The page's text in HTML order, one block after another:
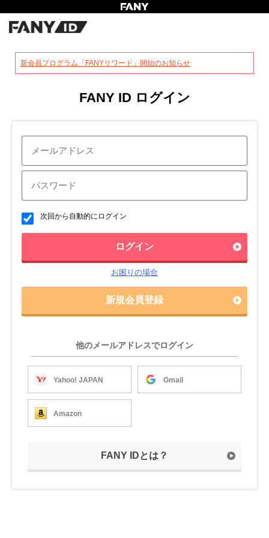
新会員プログラム「FANYリワード」開始のお知らせ
FANY ID ログイン
次回から自動的にログイン
ログイン
お困りの場合
新規会員登録
他のメールアドレスでログイン
Yahoo! JAPAN Gmail
Amazon
FANY IDとは？